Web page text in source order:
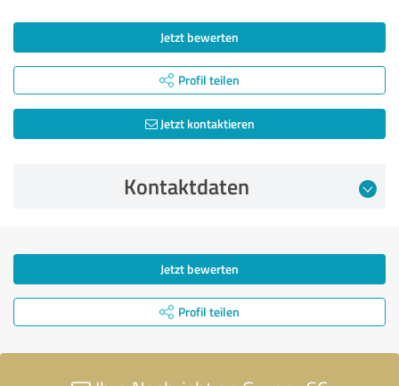
Jetzt bewerten
Profil teilen
Jetzt kontaktieren
Kontaktdaten
Jetzt bewerten
Profil teilen